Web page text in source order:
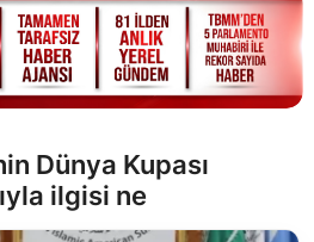
Dünya Kupası
ilgisi ne